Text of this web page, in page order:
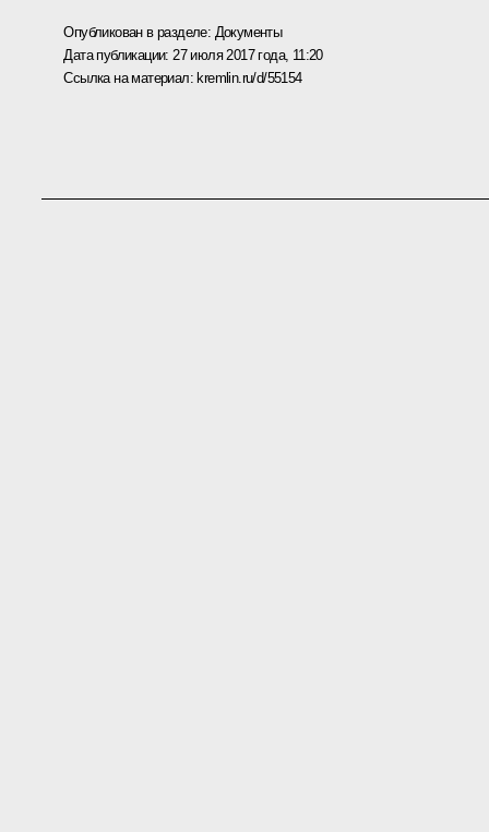
Опубликован в разделе: Документы
Дата публикации: 27 июля 2017 года, 11:20
Ссылка на материал: kremlin.ru/d/55154